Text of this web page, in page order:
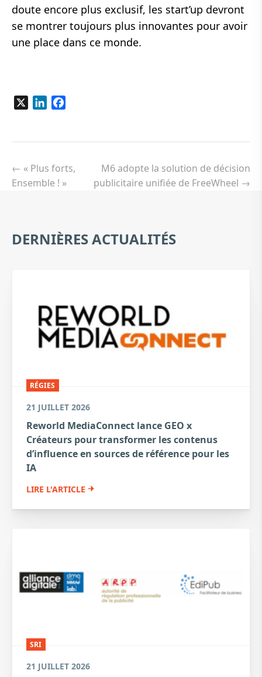
doute encore plus exclusif, les start’up devront
se montrer toujours plus innovantes pour avoir
une place dans ce monde.
LinkedIn
de
l’article
← « Plus forts,
Ensemble ! »
M6 adopte la solution de décision
publicitaire unifiée de FreeWheel →
DERNIÈRES ACTUALITÉS
RÉGIES
21 JUILLET 2026
Reworld MediaConnect lance GEO x
Créateurs pour transformer les contenus
d’influence en sources de référence pour les
IA
LIRE L'ARTICLE
SRI
21 JUILLET 2026